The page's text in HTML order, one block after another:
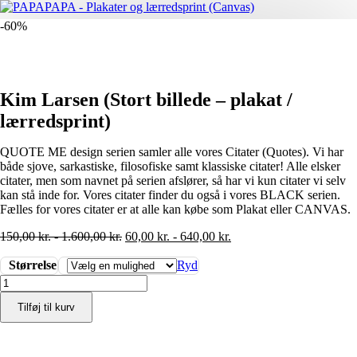
-60%
Kim Larsen (Stort billede – plakat /
lærredsprint)
QUOTE ME design serien samler alle vores Citater (Quotes). Vi har
både sjove, sarkastiske, filosofiske samt klassiske citater! Alle elsker
citater, men som navnet på serien afslører, så har vi kun citater vi selv
kan stå inde for. Vores citater finder du også i vores BLACK serien.
Fælles for vores citater er at alle kan købe som Plakat eller CANVAS.
150,00kr.-1.600,00kr. 60,00 kr. - 640,00 kr.
Størrelse
Ryd
Kim
Larsen
(Stort
billede
Tilføj til kurv